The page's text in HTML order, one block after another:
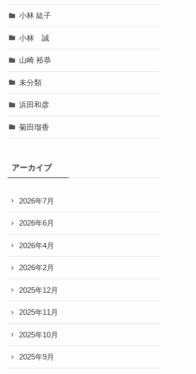
小林 紘子
小林 誠
山崎 裕恭
未分類
浜田和彦
菊田瑠香
アーカイブ
2026年7月
2026年6月
2026年4月
2026年2月
2025年12月
2025年11月
2025年10月
2025年9月